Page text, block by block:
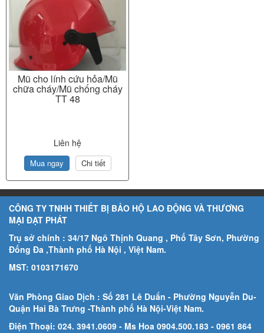
Mũ cho lính cứu hỏa/Mũ
chữa cháy/Mũ chống cháy
TT 48
Liên hệ
Mua ngay Chi tiết
CÔNG TY TNHH THIẾT BỊ BẢO HỘ LAO ĐỘNG VÀ THƯƠNG
MẠI ĐẠT PHÁT
Trụ sở chính : 34/17 Ngõ Thịnh Quang , Phố Tây Sơn, Phường
Đống Đa ,Thành phố Hà Nội , Việt Nam.
MST: 0103171670
Văn Phòng Giao Dịch : Số 281 Lê Duẩn - Phường Nguyễn Du-
Quận Hai Bà Trưng -Thành phố Hà Nội-Việt Nam.
Điện Thoại: 024. 3941.0609 - Ms Hoa 0904.500.183 - 0961 864